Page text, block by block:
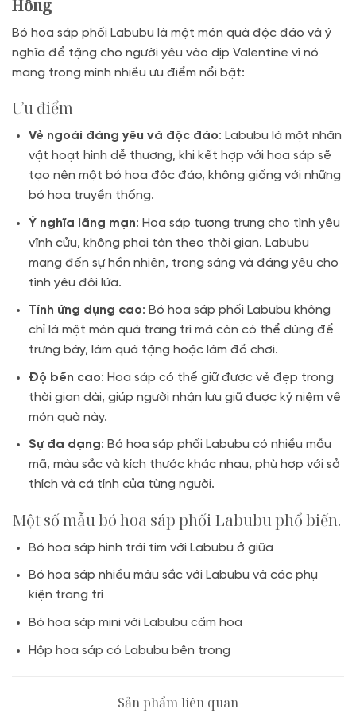
Hồng
Bó hoa sáp phối Labubu là một món quà độc đáo và ý
nghĩa để tặng cho người yêu vào dịp Valentine vì nó
mang trong mình nhiều ưu điểm nổi bật:
Ưu điểm
Vẻ ngoài đáng yêu và độc đáo: Labubu là một nhân
vật hoạt hình dễ thương, khi kết hợp với hoa sáp sẽ
tạo nên một bó hoa độc đáo, không giống với những
bó hoa truyền thống.
Ý nghĩa lãng mạn: Hoa sáp tượng trưng cho tình yêu
vĩnh cửu, không phai tàn theo thời gian. Labubu
mang đến sự hồn nhiên, trong sáng và đáng yêu cho
tình yêu đôi lứa.
Tính ứng dụng cao: Bó hoa sáp phối Labubu không
chỉ là một món quà trang trí mà còn có thể dùng để
trưng bày, làm quà tặng hoặc làm đồ chơi.
Độ bền cao: Hoa sáp có thể giữ được vẻ đẹp trong
thời gian dài, giúp người nhận lưu giữ được kỷ niệm về
món quà này.
Sự đa dạng: Bó hoa sáp phối Labubu có nhiều mẫu
mã, màu sắc và kích thước khác nhau, phù hợp với sở
thích và cá tính của từng người.
Một số mẫu bó hoa sáp phối Labubu phổ biến.
Bó hoa sáp hình trái tim với Labubu ở giữa
Bó hoa sáp nhiều màu sắc với Labubu và các phụ
kiện trang trí
Bó hoa sáp mini với Labubu cầm hoa
Hộp hoa sáp có Labubu bên trong
Sản phẩm liên quan